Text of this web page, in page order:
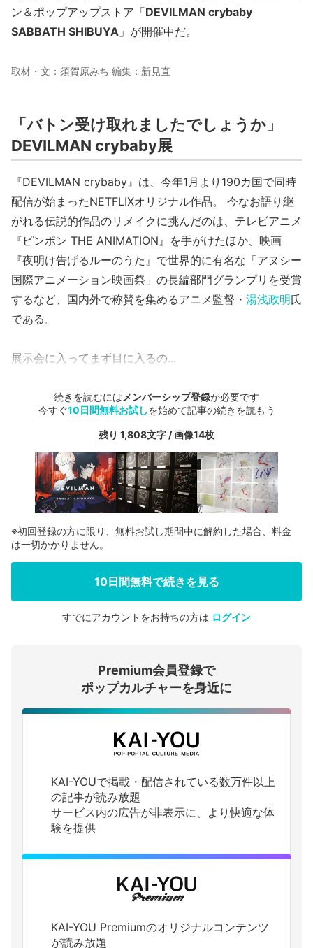
ン＆ポップアップストア「DEVILMAN crybaby
SABBATH SHIBUYA 」が開催中だ。
取材・文：須賀原みち 編集：新見直
「バトン受け取れましたでしょうか」
DEVILMAN crybaby展
『DEVILMAN crybaby』は、今年1月より190カ国で同時
配信が始まったNETFLIXオリジナル作品。 今なお語り継
がれる伝説的作品のリメイクに挑んだのは、テレビアニメ
『ピンポン THE ANIMATION』を手がけたほか、映画
『夜明け告げるルーのうた』で世界的に有名な「アヌシー
国際アニメーション映画祭」の長編部門グランプリを受賞
するなど、国内外で称賛を集めるアニメ監督・ 湯浅政明氏
である。
展示会に入ってまず目に入るの...
続きを読むには メンバーシップ登録が必要です
今すぐ10日間無料お試しを始めて記事の続きを読もう
残り 1,808文字 / 画像14枚
会員登録する
ログインする
※初回登録の方に限り、無料お試し期間中に解約した場合、料金
は一切かかりません。
10日間無料で続きを見る
すでにアカウントをお持ちの方は ログイン
Premium会員登録で
ポップカルチャーを身近に
KAI-YOUで掲載・配信されている数万件以上
の記事が読み放題
サービス内の広告が非表示に、より快適な体
験を提供
KAI-YOU Premiumのオリジナルコンテンツ
が読み放題